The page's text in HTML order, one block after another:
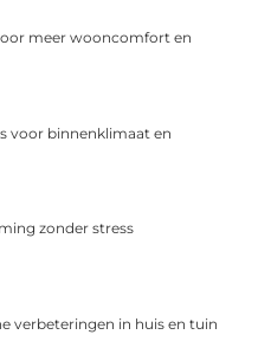
meer wooncomfort en
voor binnenklimaat en
zonder stress
verbeteringen in huis en tuin